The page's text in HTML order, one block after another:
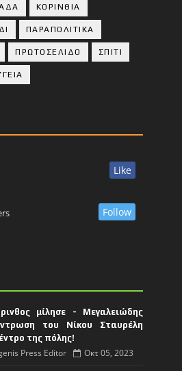
ΚΟΡΙΝΘΙΑ
ΠΑΡΑΠΟΛΙΤΙΚΑ
ΠΡΩΤΟΣΕΛΙΔΟ ΣΠΙΤΙ
Like
Follow
μίλησε - Μεγαλειώδης
του Νίκου Σταυρέλη
της πόλης!
Press Editor Οκτ 05, 2023